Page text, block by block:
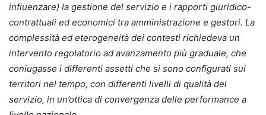
influenzare) la gestione del servizio e i rapporti giuridico-
contrattuali ed economici tra amministrazione e gestori. La
complessità ed eterogeneità dei contesti richiedeva un
intervento regolatorio ad avanzamento più graduale, che
coniugasse i differenti assetti che si sono configurati sui
territori nel tempo, con differenti livelli di qualità del
servizio, in un’ottica di convergenza delle performance a